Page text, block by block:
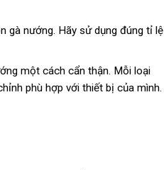
gà nướng. Hãy sử dụng đúng tỉ lệ
một cách cẩn thận. Mỗi loại
phù hợp với thiết bị của mình.